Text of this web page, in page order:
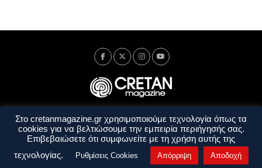
Ταυτότητα Πολιτική Απορρήτου
Όροι Χρήσης
Όροι και Προϋποθέσεις
Στο cretanmagazine.gr χρησιμοποιούμε τεχνολογία όπως τα
cookies για να βελτιώσουμε την εμπειρία περιήγησής σας.
Επιβεβαιώσετε ότι συμφωνείτε με τη χρήση αυτής της
τεχνολογίας.
Ρυθμίσεις Cookies Απόρριψη Αποδοχή